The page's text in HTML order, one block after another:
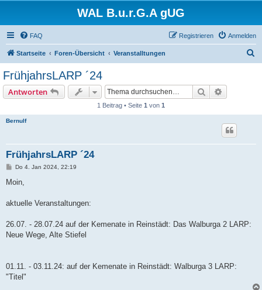
WAL B.u.r.G.A gUG
FAQ Anmelden
Registrieren
Startseite Foren-Übersicht Veranstalltungen
FrühjahrsLARP ´24
Antworten Suche
1 Beitrag • Seite 1 von 1
Bernulf
FrühjahrsLARP ´24
B
i
a
Do 4. Jan 2024, 22:19
Moin,
aktuelle Veranstaltungen:
26.07. - 28.07.24 auf der Kemenate in Reinstädt: Das Walburga 2 LARP:
Neue Wege, Alte Stiefel
01.11. - 03.11.24: auf der Kemenate in Reinstädt: Walburga 3 LARP:
"Titel"